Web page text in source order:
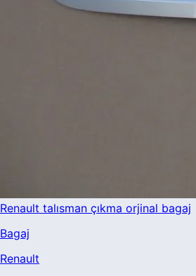
Renault talısman çıkma orjinal bagaj
Bagaj
Renault